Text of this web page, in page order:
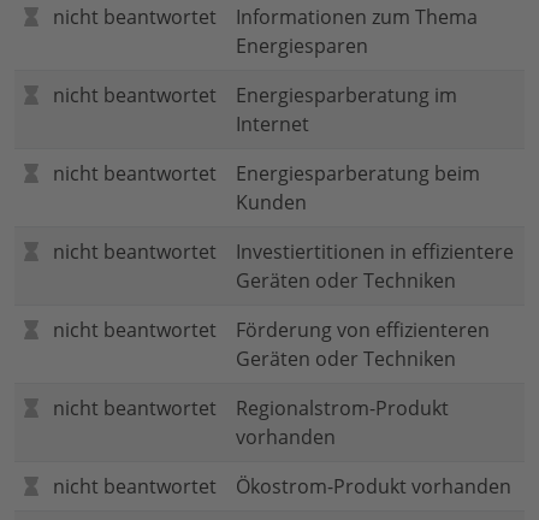
nicht beantwortet
Informationen zum Thema
Energiesparen
nicht beantwortet
Energiesparberatung im
Internet
nicht beantwortet
Energiesparberatung beim
Kunden
nicht beantwortet
Investiertitionen in effizientere
Geräten oder Techniken
nicht beantwortet
Förderung von effizienteren
Geräten oder Techniken
nicht beantwortet
Regionalstrom-Produkt
vorhanden
nicht beantwortet
Ökostrom-Produkt vorhanden